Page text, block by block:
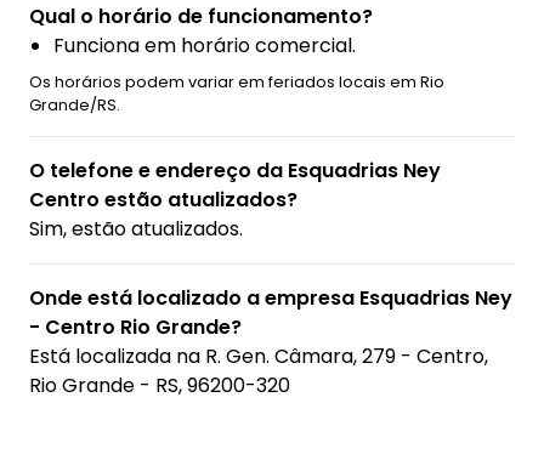
Qual o horário de funcionamento?
Funciona em horário comercial.
Os horários podem variar em feriados locais em Rio
Grande/RS.
O telefone e endereço da Esquadrias Ney
Centro estão atualizados?
Sim, estão atualizados.
Onde está localizado a empresa Esquadrias Ney
- Centro Rio Grande?
Está localizada na R. Gen. Câmara, 279 - Centro,
Rio Grande - RS, 96200-320